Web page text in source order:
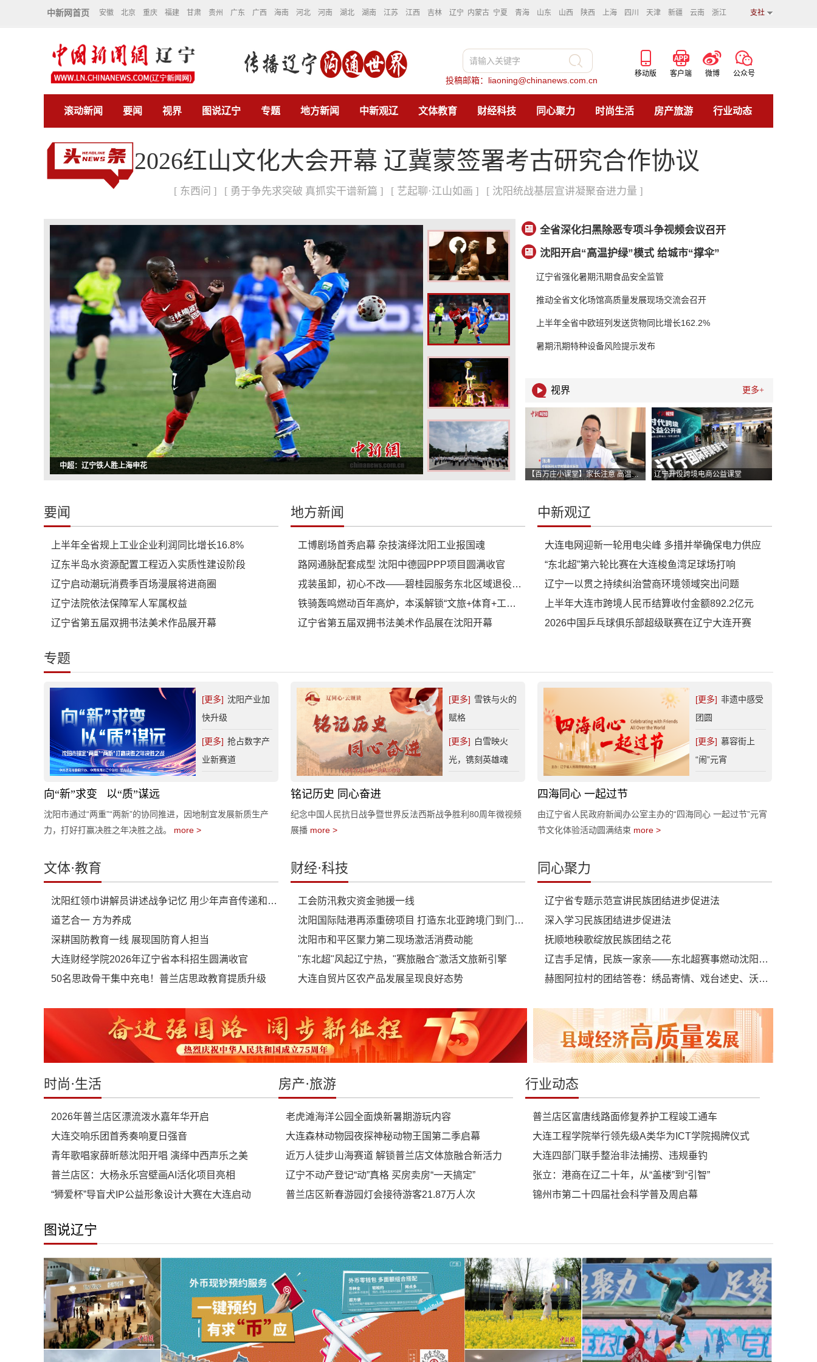
中新网首页 安徽 北京 重庆 福建 甘肃 贵州 广东 广西 海南 河北 河南 湖北 湖南 江苏 江西 吉林 辽宁 内蒙古 宁夏 青海 山东 山西 陕西 上海 四川 天津 新疆 云南 浙江 支社
投稿邮箱：liaoning@chinanews.com.cn
移动版 客户端 微博 公众号
滚动新闻 要闻 视界 图说辽宁 专题 地方新闻 中新观辽 文体教育 财经科技 同心聚力 时尚生活 房产旅游 行业动态
2026红山文化大会开幕 辽冀蒙签署考古研究合作协议
[ 东西问 ] [ 勇于争先求突破 真抓实干谱新篇 ] [ 艺起聊·江山如画 ] [ 沈阳统战基层宣讲凝聚奋进力量 ]
中超：辽宁铁人胜上海申花
全省深化扫黑除恶专项斗争视频会议召开
沈阳开启“高温护绿”模式 给城市“撑伞”
辽宁省强化暑期汛期食品安全监管
推动全省文化场馆高质量发展现场交流会召开
上半年全省中欧班列发送货物同比增长162.2%
暑期汛期特种设备风险提示发布
视界 更多+
【百万庄小课堂】家长注意 高温高湿持续笼罩一定关注小朋友别中暑 辽宁开设跨境电商公益课堂
要闻
上半年全省规上工业企业利润同比增长16.8%
辽东半岛水资源配置工程迈入实质性建设阶段
辽宁启动潮玩消费季百场漫展将进商圈
辽宁法院依法保障军人军属权益
辽宁省第五届双拥书法美术作品展开幕
地方新闻
工博剧场首秀启幕 杂技演绎沈阳工业报国魂
路网通脉配套成型 沈阳中德园PPP项目圆满收官
戎装虽卸，初心不改——碧桂园服务东北区域退役军人“八一”特辑
铁骑轰鸣燃动百年高炉，本溪解锁“文旅+体育+工业IP”融合新范式
辽宁省第五届双拥书法美术作品展在沈阳开幕
中新观辽
大连电网迎新一轮用电尖峰 多措并举确保电力供应
“东北超”第六轮比赛在大连梭鱼湾足球场打响
辽宁一以贯之持续纠治营商环境领域突出问题
上半年大连市跨境人民币结算收付金额892.2亿元
2026中国乒乓球俱乐部超级联赛在辽宁大连开赛
专题
[更多] 沈阳产业加
快升级
[更多] 抢占数字产
业新赛道
向“新”求变 以“质”谋远
沈阳市通过“两重”“两新”的协同推进，因地制宜发展新质生产
力，打好打赢决胜之年决胜之战。
more >
[更多] 雪铁与火的
赋格
[更多] 白雪映火
光，镌刻英雄魂
铭记历史 同心奋进
纪念中国人民抗日战争暨世界反法西斯战争胜利80周年微视频
展播
more >
[更多] 非遗中感受
团圆
[更多] 慕容街上
“闹”元宵
四海同心 一起过节
由辽宁省人民政府新闻办公室主办的“四海同心 一起过节”元宵
节文化体验活动圆满结束
more >
文体·教育
沈阳红领巾讲解员讲述战争记忆 用少年声音传递和平信念
道艺合一 方为养成
深耕国防教育一线 展现国防育人担当
大连财经学院2026年辽宁省本科招生圆满收官
50名思政骨干集中充电！普兰店思政教育提质升级
财经·科技
工会防汛救灾资金驰援一线
沈阳国际陆港再添重磅项目 打造东北亚跨境门到门供应链平台
沈阳市和平区聚力第二现场激活消费动能
"东北超"风起辽宁热，"赛旅融合"激活文旅新引擎
大连自贸片区农产品发展呈现良好态势
同心聚力
辽宁省专题示范宣讲民族团结进步促进法
深入学习民族团结进步促进法
抚顺地秧歌绽放民族团结之花
辽吉手足情，民族一家亲——东北超赛事燃动沈阳，谱写民族团结新篇章
赫图阿拉村的团结答卷：绣品寄情、戏台述史、沃野扎根
时尚·生活
2026年普兰店区漂流泼水嘉年华开启
大连交响乐团首秀奏响夏日强音
青年歌唱家薛昕慈沈阳开唱 演绎中西声乐之美
普兰店区：大杨永乐宫壁画AI活化项目亮相
“狮爱杯”导盲犬IP公益形象设计大赛在大连启动
房产·旅游
老虎滩海洋公园全面焕新暑期游玩内容
大连森林动物园夜探神秘动物王国第二季启幕
近万人徒步山海赛道 解锁普兰店文体旅融合新活力
辽宁不动产登记“动”真格 买房卖房“一天搞定”
普兰店区新春游园灯会接待游客21.87万人次
行业动态
普兰店区富唐线路面修复养护工程竣工通车
大连工程学院举行领先级A类华为ICT学院揭牌仪式
大连四部门联手整治非法捕捞、违规垂钓
张立：港商在辽二十年，从“盖楼”到“引智”
锦州市第二十四届社会科学普及周启幕
图说辽宁